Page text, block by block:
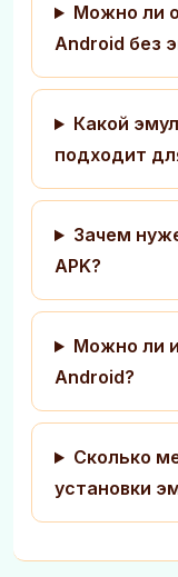
Можно ли
Android без
Какой
подходит
Зачем
APK?
Можно ли
Android?
Сколько
установки